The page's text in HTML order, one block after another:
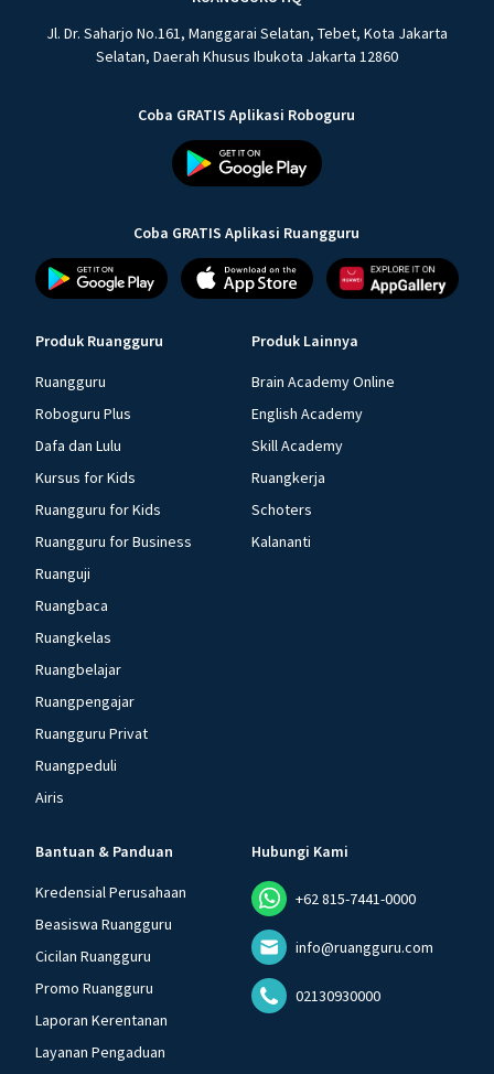
Jl. Dr. Saharjo No.161, Manggarai Selatan, Tebet, Kota Jakarta
Selatan, Daerah Khusus Ibukota Jakarta 12860
Coba GRATIS Aplikasi Roboguru
Coba GRATIS Aplikasi Ruangguru
Produk Ruangguru
Ruangguru
Roboguru Plus
Dafa dan Lulu
Kursus for Kids
Ruangguru for Kids
Ruangguru for Business
Ruanguji
Ruangbaca
Ruangkelas
Ruangbelajar
Ruangpengajar
Ruangguru Privat
Ruangpeduli
Airis
Produk Lainnya
Brain Academy Online
English Academy
Skill Academy
Ruangkerja
Schoters
Kalananti
Bantuan & Panduan
Kredensial Perusahaan
Beasiswa Ruangguru
Cicilan Ruangguru
Promo Ruangguru
Laporan Kerentanan
Layanan Pengaduan
Hubungi Kami
+62 815-7441-0000
info@ruangguru.com
02130930000